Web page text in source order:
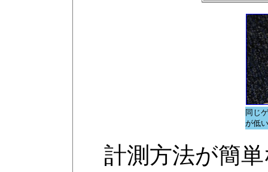
同じ
が低
計測方法が簡単